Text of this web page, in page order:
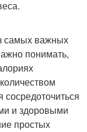
самых важных
понимать,
и здоровыми
простых